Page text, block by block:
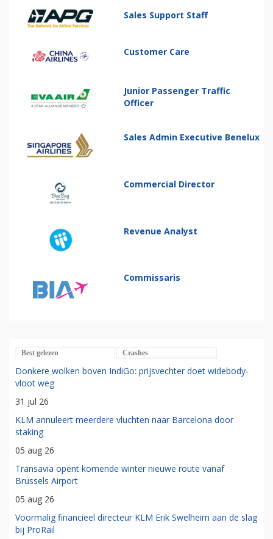
Sales Support Staff
Customer Care
Junior Passenger Traffic
Officer
Sales Admin Executive Benelux
Commercial Director
Revenue Analyst
Commissaris
Best gelezen Crashes
Donkere wolken boven IndiGo: prijsvechter doet widebody-
vloot weg
31 jul 26
KLM annuleert meerdere vluchten naar Barcelona door
staking
05 aug 26
Transavia opent komende winter nieuwe route vanaf
Brussels Airport
05 aug 26
Voormalig financieel directeur KLM Erik Swelheim aan de slag
bij ProRail